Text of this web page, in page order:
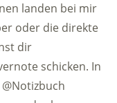
landen bei mir
oder die direkte
dir
schicken. In